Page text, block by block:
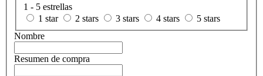
1 - 5 estrellas
1 star
2 stars 3 stars 4 stars
5 stars
Nombre
Resumen de compra